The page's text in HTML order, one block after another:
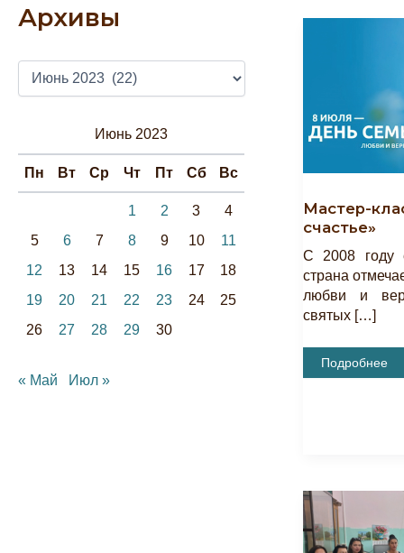
Архивы
Ы
Июнь 2023
Пн Вт Ср Чт Пт Сб Вс
1 2 3
4
5
6 7 8 9 10
11
12
13 14 15 16 17
18
19
20 21 22 23 24
25
26
27 28 29 30
« Май Июл »
Мастер-
счастье»
С 2008 году
страна
любви и
святых […]
Мастер-
Класс
Подробнее